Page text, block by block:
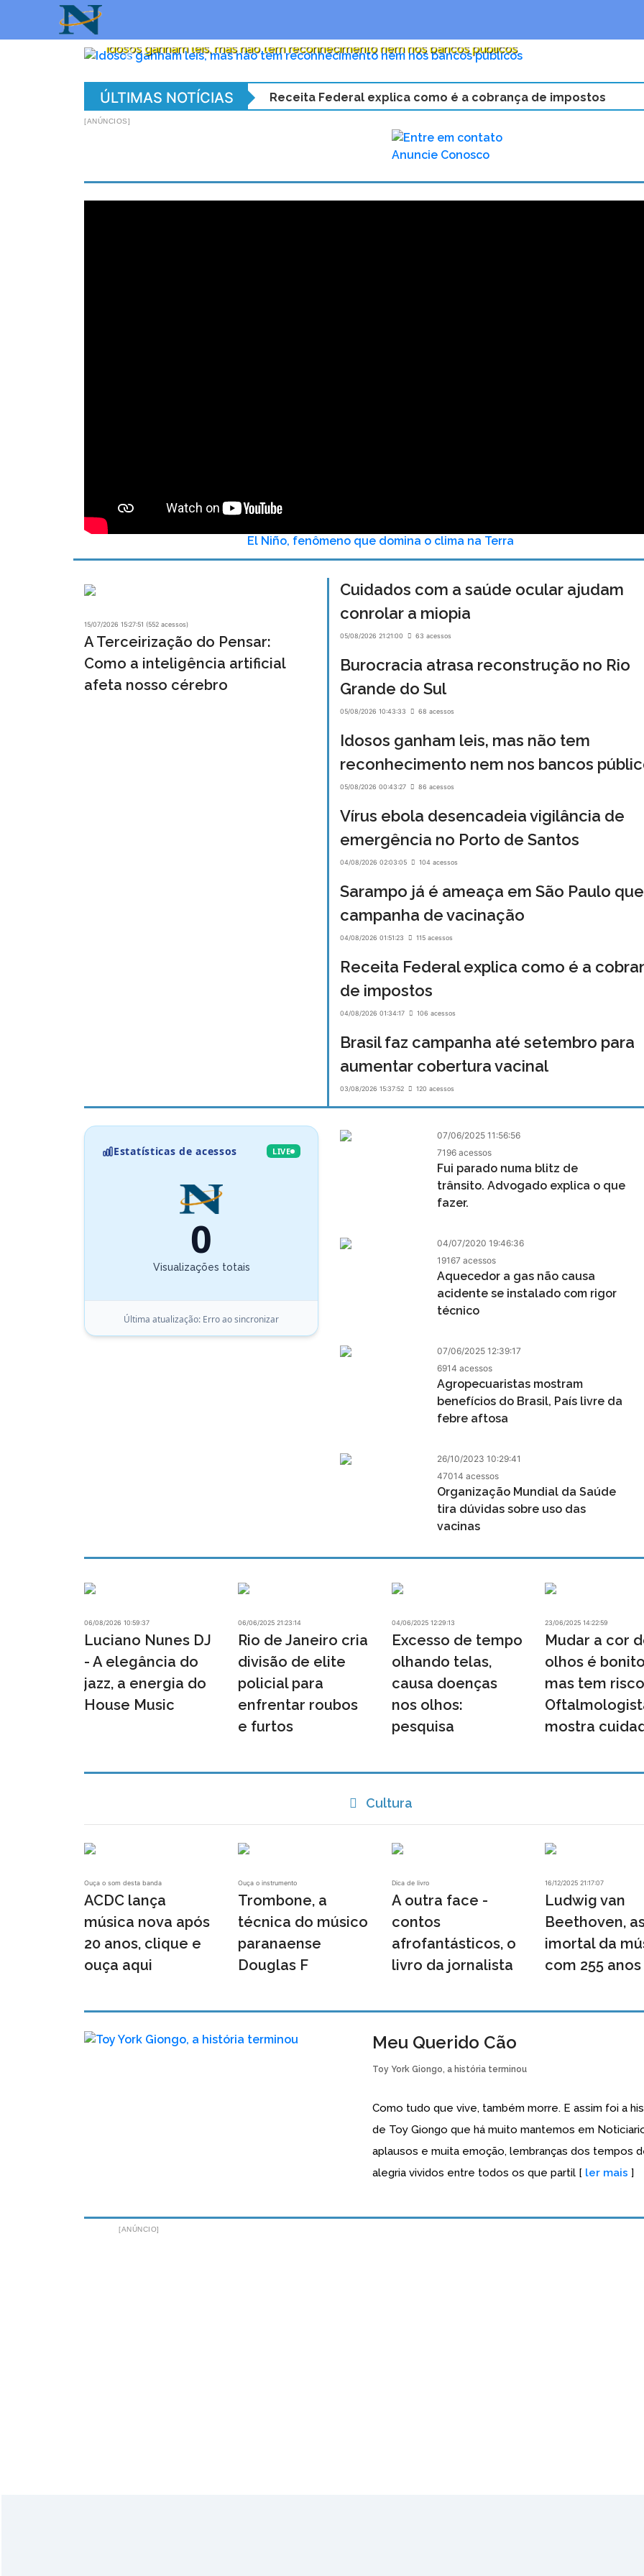
Idosos ganham leis, mas não tem reconhecimento nem nos bancos públicos
Previous
ÚLTIMAS NOTÍCIAS Receita Federal explica como é a cobrança de impostos
[ANÚNCIOS]
El Niño, fenômeno que domina o clima na Terra
15/07/2026 15:27:51 (552 acessos)
A Terceirização do Pensar:
Como a inteligência artificial
afeta nosso cérebro
Cuidados com a saúde ocular ajudam
conrolar a miopia
05/08/2026 21:21:00 63 acessos
Burocracia atrasa reconstrução no Rio
Grande do Sul
05/08/2026 10:43:33 68 acessos
Idosos ganham leis, mas não tem
reconhecimento nem nos bancos
05/08/2026 00:43:27 86 acessos
Vírus ebola desencadeia vigilância de
emergência no Porto de Santos
04/08/2026 02:03:05 104 acessos
Sarampo já é ameaça em São Paulo
campanha de vacinação
04/08/2026 01:51:23 115 acessos
Receita Federal explica como é a
de impostos
04/08/2026 01:34:17 106 acessos
Brasil faz campanha até setembro para
aumentar cobertura vacinal
03/08/2026 15:37:52 120 acessos
Estatísticas de acessos LIVE
0
Visualizações totais
Última atualização: Erro ao sincronizar
07/06/2025 11:56:56
7196 acessos
Fui parado numa blitz de
trânsito. Advogado explica o que
fazer.
04/07/2020 19:46:36
19167 acessos
Aquecedor a gas não causa
acidente se instalado com rigor
técnico
07/06/2025 12:39:17
6914 acessos
Agropecuaristas mostram
benefícios do Brasil, País livre da
febre aftosa
26/10/2023 10:29:41
47014 acessos
Organização Mundial da Saúde
tira dúvidas sobre uso das
vacinas
06/08/2026 10:59:37
Luciano Nunes DJ
- A elegância do
jazz, a energia do
House Music
06/06/2025 21:23:14
Rio de Janeiro cria
divisão de elite
policial para
enfrentar roubos
e furtos
04/06/2025 12:29:13
Excesso de tempo
olhando telas,
causa doenças
nos olhos:
pesquisa
23/06/2025 14:22:59
Mudar a cor
olhos é
mas tem
mostra
Cultura
Ouça o som desta banda
ACDC lança
música nova após
20 anos, clique e
ouça aqui
Ouça o instrumento
Trombone, a
técnica do músico
paranaense
Douglas F
Dica de livro
A outra face -
contos
afrofantásticos, o
livro da jornalista
16/12/2025 21:17:07
Ludwig van
Beethoven,
imortal da
com 255 anos
Meu Querido Cão
Toy York Giongo, a história terminou
Como tudo que vive, também morre. E assim foi a
de Toy Giongo que há muito mantemos em
aplausos e muita emoção, lembranças dos tempos
alegria vividos entre todos os que partil [ ler mais ]
[ANÚNCIO]